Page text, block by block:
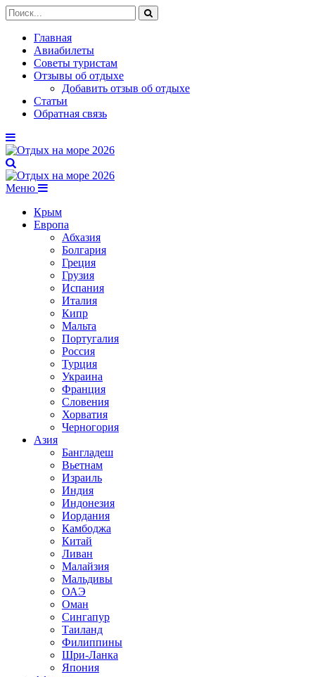
Главная
Авиабилеты
Советы туристам
Отзывы об отдыхе
Добавить отзыв об отдыхе
Статьи
Обратная связь
Меню
Крым
Европа
Абхазия
Болгария
Греция
Грузия
Испания
Италия
Кипр
Мальта
Португалия
Россия
Турция
Украина
Франция
Словения
Хорватия
Черногория
Азия
Бангладеш
Вьетнам
Израиль
Индия
Индонезия
Иордания
Камбоджа
Китай
Ливан
Малайзия
Мальдивы
ОАЭ
Оман
Сингапур
Таиланд
Филиппины
Шри-Ланка
Япония